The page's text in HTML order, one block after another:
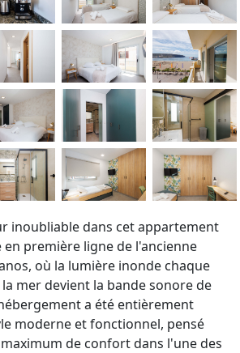
inoubliable dans cet appartement
première ligne de l'ancienne
où la lumière inonde chaque
mer devient la bande sonore de
a été entièrement
moderne et fonctionnel, pensé
de confort dans l'une des